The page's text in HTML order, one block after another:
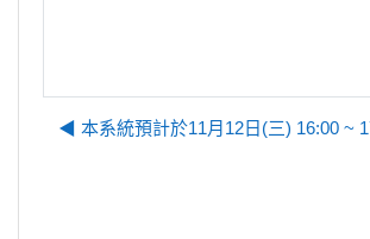
◀︎ 本系統預計於11月12日(三) 16:00 ~